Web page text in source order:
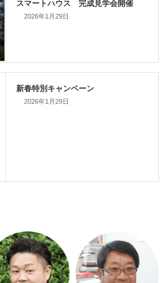
て開催します！！無事終了いたし
した。
2026年1月29日
2026年1月29日